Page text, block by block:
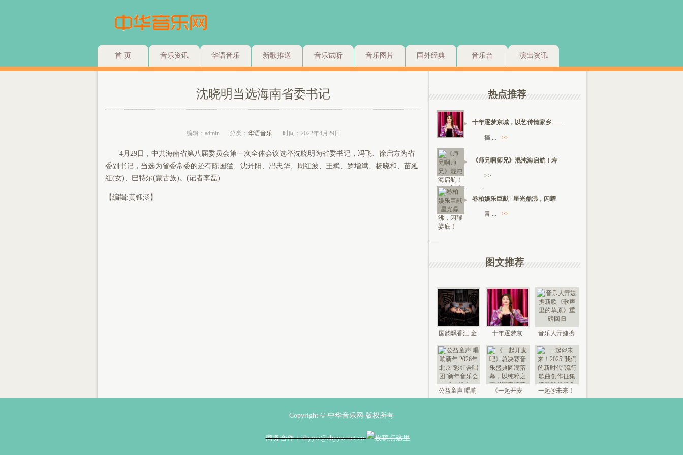
首 页 音乐资讯 华语音乐 新歌推送 音乐试听 音乐图片 国外经典 音乐台 演出资讯
沈晓明当选海南省委书记
编辑：admin 分类： 华语音乐 时间：2022年4月29日
4月29日，中共海南省第八届委员会第一次全体会议选举沈晓明为省委书记，冯飞、徐启方为省
委副书记，当选为省委常委的还有陈国猛、沈丹阳、冯忠华、周红波、王斌、罗增斌、杨晓和、苗延
红(女)、巴特尔(蒙古族)。(记者李磊) ​​​​
【编辑:黄钰涵】
热点推荐
十年逐梦京城，以艺传情家乡——
摘 ... >>
《师兄啊师兄》混沌海启航！寿
>>
卷柏娱乐巨献 | 星光鼎沸，闪耀
青 ... >>
图文推荐
国韵飘香江 金
钟鸣未来 “时代
国
十年逐梦京
城，以艺传情
家乡——
音乐人亓婕携
新歌《歌声里
的草
公益童声 唱响
《一起开麦
一起@未来！
Copyright © 中华音乐网 版权所有
商务合作：zhyyw@zhyyw.net.cn